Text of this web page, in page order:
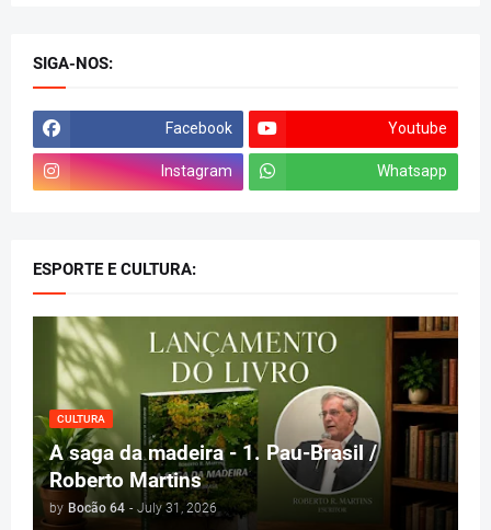
SIGA-NOS:
Facebook Youtube
Instagram Whatsapp
ESPORTE E CULTURA:
CULTURA
A saga da madeira - 1. Pau-Brasil /
Roberto Martins
by Bocão 64 - July 31, 2026